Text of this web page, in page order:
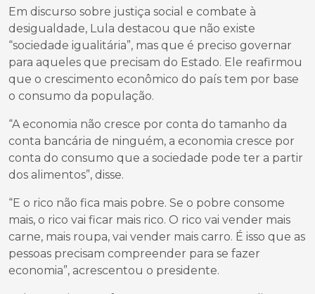
Em discurso sobre justiça social e combate à
desigualdade, Lula destacou que não existe
“sociedade igualitária”, mas que é preciso governar
para aqueles que precisam do Estado. Ele reafirmou
que o crescimento econômico do país tem por base
o consumo da população.
“A economia não cresce por conta do tamanho da
conta bancária de ninguém, a economia cresce por
conta do consumo que a sociedade pode ter a partir
dos alimentos”, disse.
“E o rico não fica mais pobre. Se o pobre consome
mais, o rico vai ficar mais rico. O rico vai vender mais
carne, mais roupa, vai vender mais carro. É isso que as
pessoas precisam compreender para se fazer
economia”, acrescentou o presidente.